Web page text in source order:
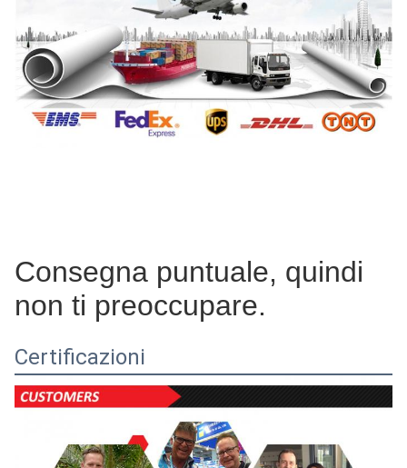
Consegna puntuale, quindi
non ti preoccupare.
Certificazioni